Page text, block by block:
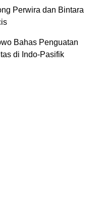
Perwira dan Bintara
Bahas Penguatan
di Indo-Pasifik